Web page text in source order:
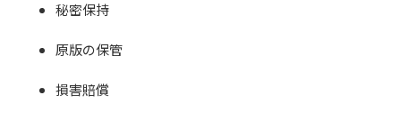
秘密保持
原版の保管
損害賠償